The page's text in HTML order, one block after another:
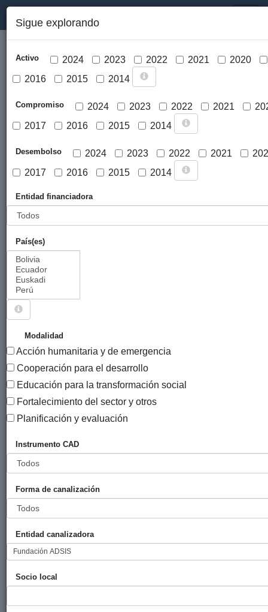
Cargar mapa
Sigue explorando
Activo 2024 2023 2022 2021
2020
2016
2015 2014
Compromiso 2024 2023 2022 2021
2017
2016 2015 2014
Desembolso 2024 2023 2022 2021
2017
2016 2015 2014
Entidad financiadora
País(es)
Modalidad
Acción humanitaria y de emergencia
Cooperación para el desarrollo
Educación para la transformación social
Fortalecimiento del sector y otros
Planificación y evaluación
Instrumento CAD
Forma de canalización
Entidad canalizadora
Socio local
PROYECTOS CUYO ENTIDAD CANALIZADORA ES
FUNDACIÓN ADSIS.
51 PROYECTOS
Entidad
financiadora
Sentir, pensar,
actuar;
para la
implicación y
transformación
social desde
la diversidad
cultural
Diputación
ADSIS 2017
Fortaleciendo
Gobierno
ADSIS 2017